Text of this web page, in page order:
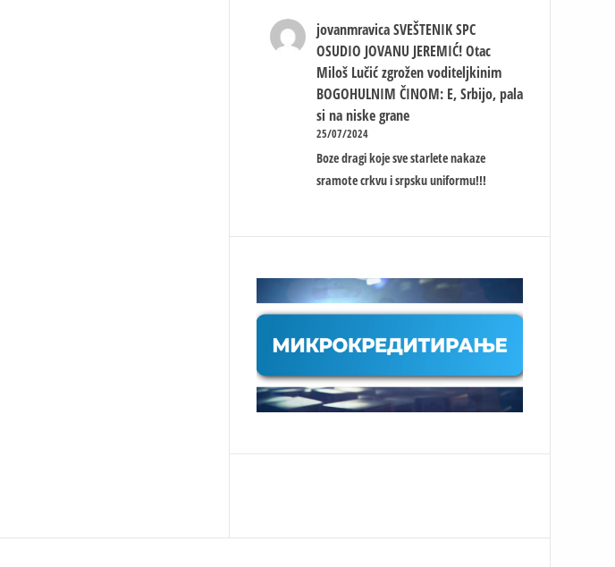
jovanmravica SVEŠTENIK SPC
OSUDIO JOVANU JEREMIĆ! Otac
Miloš Lučić zgrožen voditeljkinim
BOGOHULNIM ČINOM: E, Srbijo, pala
si na niske grane
25/07/2024
Boze dragi koje sve starlete nakaze
sramote crkvu i srpsku uniformu!!!